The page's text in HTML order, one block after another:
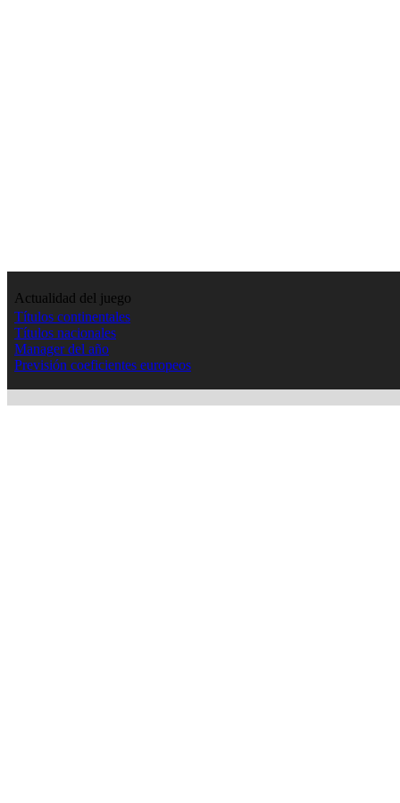
Actualidad del juego
Títulos continentales
Títulos nacionales
Manager del año
Previsión coeficientes europeos